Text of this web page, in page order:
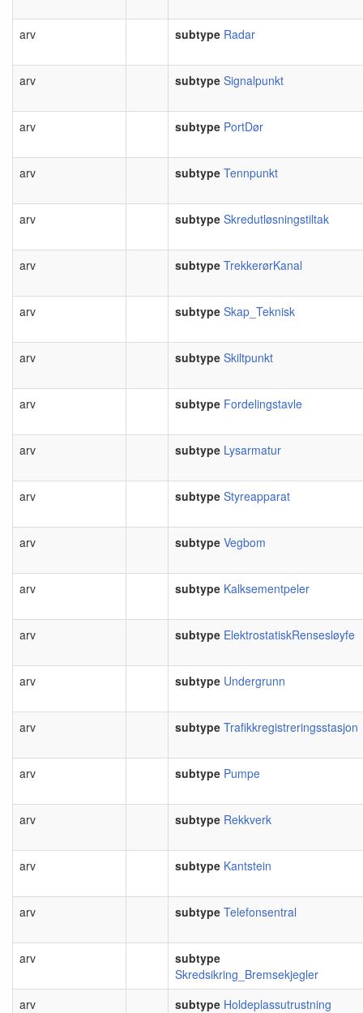
arv subtype Radar
arv subtype Signalpunkt
arv subtype PortDør
arv subtype Tennpunkt
arv subtype Skredutløsningstiltak
arv subtype TrekkerørKanal
arv subtype Skap_Teknisk
arv subtype Skiltpunkt
arv subtype Fordelingstavle
arv subtype Lysarmatur
arv subtype Styreapparat
arv subtype Vegbom
arv subtype Kalksementpeler
arv subtype ElektrostatiskRensesløyfe
arv subtype Undergrunn
arv subtype Trafikkregistreringsstasjon
arv subtype Pumpe
arv subtype Rekkverk
arv subtype Kantstein
arv subtype Telefonsentral
arv
subtype
Skredsikring_Bremsekjegler
arv
subtype Holdeplassutrustning